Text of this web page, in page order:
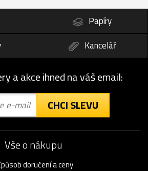
Papíry
Kancelář
a akce ihned na váš email:
CHCI SLEVU
Vše o nákupu
doručení a ceny